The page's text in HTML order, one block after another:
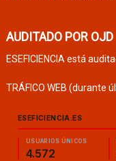
AUDITADO POR OJD
ESEFICIENCIA está
TRÁFICO WEB (durante